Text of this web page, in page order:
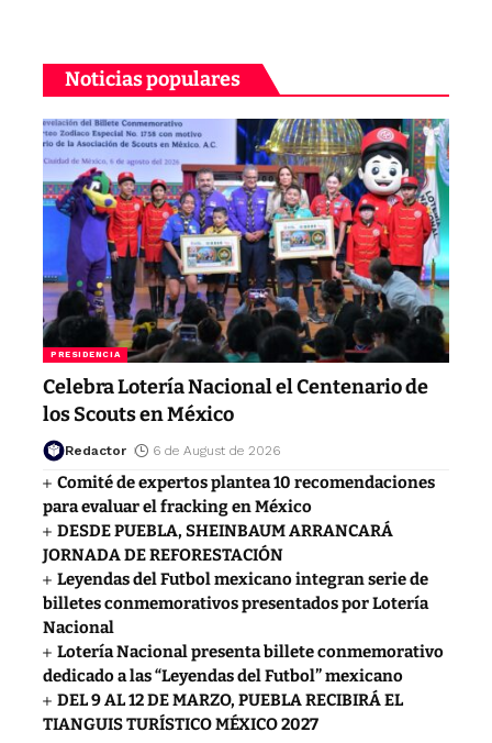
Noticias populares
PRESIDENCIA
Celebra Lotería Nacional el Centenario de
los Scouts en México
Redactor 6 de August de 2026
Comité de expertos plantea 10 recomendaciones
para evaluar el fracking en México
DESDE PUEBLA, SHEINBAUM ARRANCARÁ
JORNADA DE REFORESTACIÓN
Leyendas del Futbol mexicano integran serie de
billetes conmemorativos presentados por Lotería
Nacional
Lotería Nacional presenta billete conmemorativo
dedicado a las “Leyendas del Futbol” mexicano
DEL 9 AL 12 DE MARZO, PUEBLA RECIBIRÁ EL
TIANGUIS TURÍSTICO MÉXICO 2027